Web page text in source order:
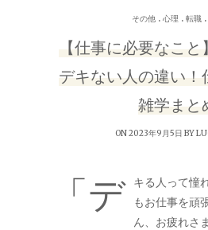
その他. 心理 . 転職.
【仕事に必要なこ
デキない人の違い！
雑学まと
ON 2023年9月5日 BY
「デ
キる人って憧
もお仕事を頑
ん、お疲れさ